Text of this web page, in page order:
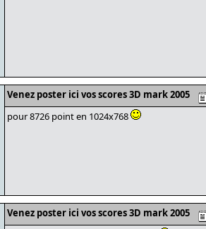
Venez poster ici vos scores 3D mark 2005
pour 8726 point en 1024x768
Venez poster ici vos scores 3D mark 2005